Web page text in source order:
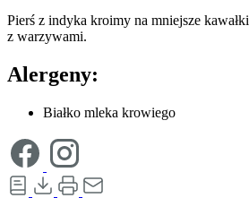
Pierś z indyka kroimy na mniejsze
z warzywami.
Alergeny:
Białko mleka krowiego